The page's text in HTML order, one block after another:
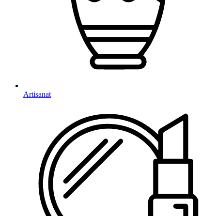
Artisanat